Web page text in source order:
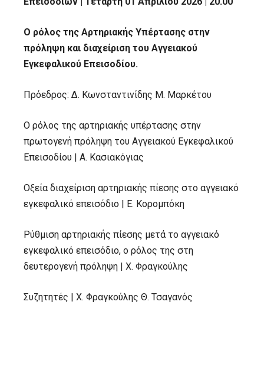
Ο ρόλος της Αρτηριακής Υπέρτασης στην
πρόληψη και διαχείριση του Αγγειακού
Εγκεφαλικού Επεισοδίου.
Πρόεδρος: Δ. Κωνσταντινίδης Μ. Μαρκέτου
Ο ρόλος της αρτηριακής υπέρτασης στην
πρωτογενή πρόληψη του Αγγειακού Εγκεφαλικού
Επεισοδίου | Α. Κασιακόγιας
Οξεία διαχείριση αρτηριακής πίεσης στο αγγειακό
εγκεφαλικό επεισόδιο | Ε. Κορομπόκη
Ρύθμιση αρτηριακής πίεσης μετά το αγγειακό
εγκεφαλικό επεισόδιο, ο ρόλος της στη
δευτερογενή πρόληψη | Χ. Φραγκούλης
Συζητητές | Χ. Φραγκούλης Θ. Τσαγανός